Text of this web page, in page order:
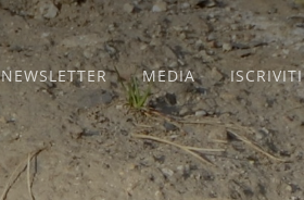
NEWSLETTER MEDIA ISCRIVITI